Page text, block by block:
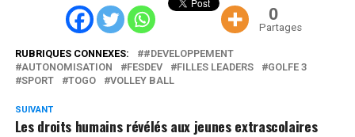
0
Partages
RUBRIQUES CONNEXES:
#DEVELOPPEMENT
AUTONOMISATION
FESDEV FILLES LEADERS
GOLFE 3
SPORT
TOGO VOLLEY BALL
SUIVANT
Les droits humains révélés aux jeunes extrascolaires